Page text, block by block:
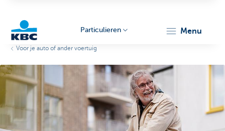
Particulieren menu
Voor je auto of ander voertuig